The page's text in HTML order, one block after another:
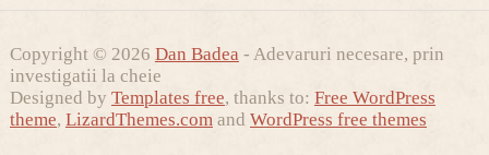
Copyright © 2026 Dan Badea - Adevaruri necesare, prin
investigatii la cheie
Designed by Templates free, thanks to: Free WordPress
theme, LizardThemes.comand WordPress free themes